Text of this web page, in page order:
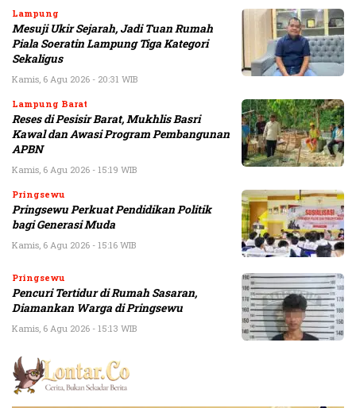
Lampung
Mesuji Ukir Sejarah, Jadi Tuan Rumah
Piala Soeratin Lampung Tiga Kategori
Sekaligus
Kamis, 6 Agu 2026 - 20:31 WIB
Lampung Barat
Reses di Pesisir Barat, Mukhlis Basri
Kawal dan Awasi Program Pembangunan
APBN
Kamis, 6 Agu 2026 - 15:19 WIB
Pringsewu
Pringsewu Perkuat Pendidikan Politik
bagi Generasi Muda
Kamis, 6 Agu 2026 - 15:16 WIB
Pringsewu
Pencuri Tertidur di Rumah Sasaran,
Diamankan Warga di Pringsewu
Kamis, 6 Agu 2026 - 15:13 WIB